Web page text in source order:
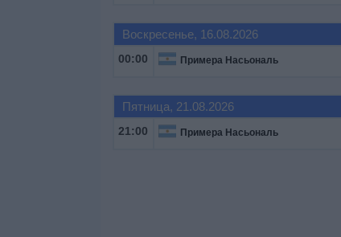
Воскресенье, 16.08.2026
00:00 Примера Насьональ
Пятница, 21.08.2026
21:00 Примера Насьональ